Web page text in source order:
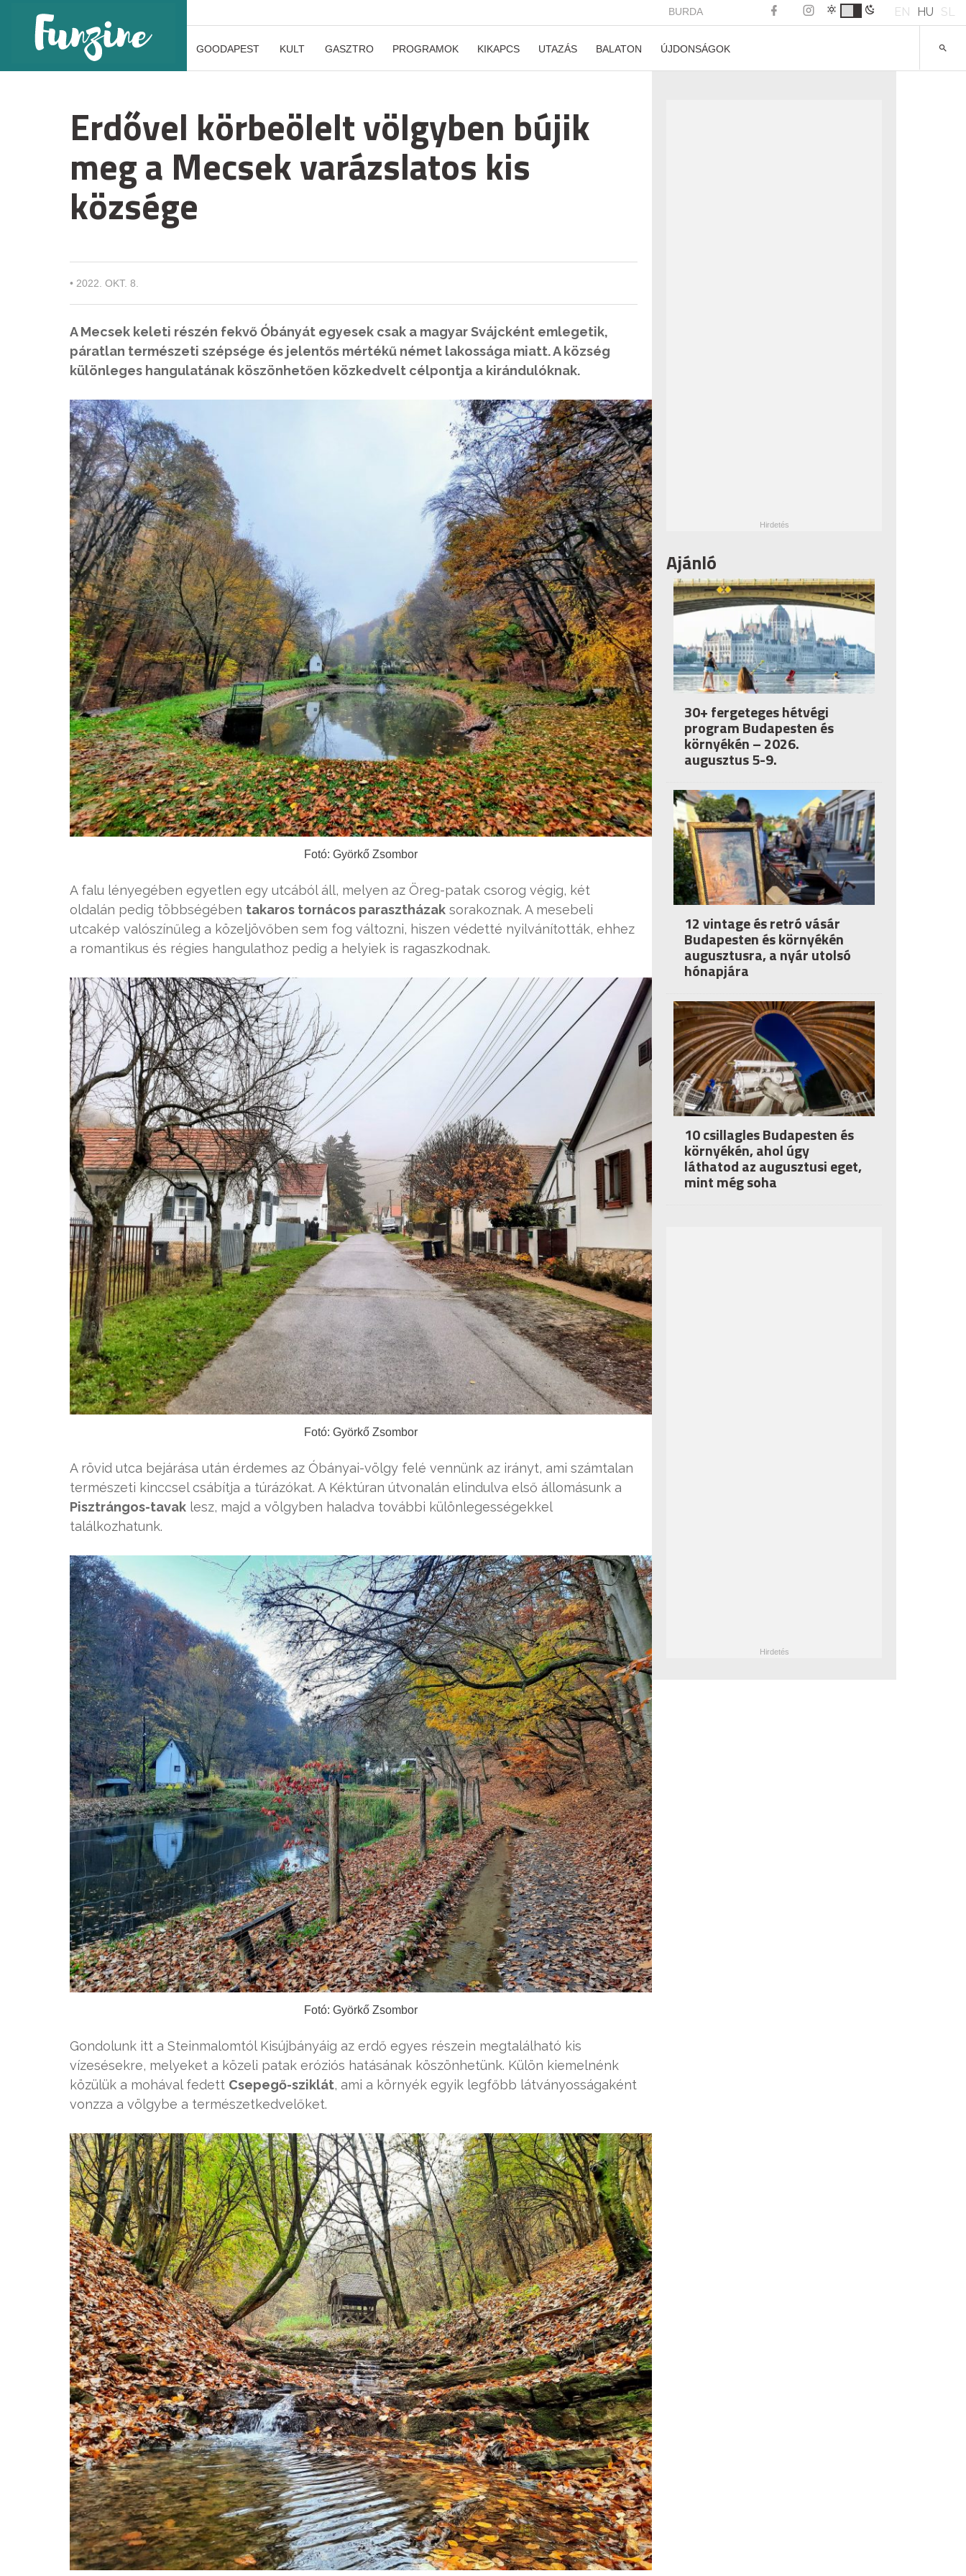
BURDA EN HU SL
GOODAPEST KULT GASZTRO PROGRAMOK KIKAPCS UTAZÁS BALATON ÚJDONSÁGOK
Erdővel körbeölelt völgyben bújik
meg a Mecsek varázslatos kis
községe
• 2022. OKT. 8.
A Mecsek keleti részén fekvő Óbányát egyesek csak a magyar Svájcként emlegetik,
páratlan természeti szépsége és jelentős mértékű német lakossága miatt. A község
különleges hangulatának köszönhetően közkedvelt célpontja a kirándulóknak.
Fotó: Györkő Zsombor
A falu lényegében egyetlen egy utcából áll, melyen az Öreg-patak csorog végig, két
oldalán pedig többségében takaros tornácos parasztházak sorakoznak. A mesebeli
utcakép valószínűleg a közeljövőben sem fog változni, hiszen védetté nyilvánították, ehhez
a romantikus és régies hangulathoz pedig a helyiek is ragaszkodnak.
Fotó: Györkő Zsombor
A rövid utca bejárása után érdemes az Óbányai-völgy felé vennünk az irányt, ami számtalan
természeti kinccsel csábítja a túrázókat. A Kéktúran útvonalán elindulva első állomásunk a
Pisztrángos-tavak lesz, majd a völgyben haladva további különlegességekkel
találkozhatunk.
Fotó: Györkő Zsombor
Gondolunk itt a Steinmalomtól Kisújbányáig az erdő egyes részein megtalálható kis
vízesésekre, melyeket a közeli patak eróziós hatásának köszönhetünk. Külön kiemelnénk
közülük a mohával fedett Csepegő-sziklát, ami a környék egyik legfőbb látványosságaként
vonzza a völgybe a természetkedvelőket.
Ajánló
30+ fergeteges hétvégi
program Budapesten és
környékén – 2026.
augusztus 5-9.
12 vintage és retró vásár
Budapesten és környékén
augusztusra, a nyár utolsó
hónapjára
10 csillagles Budapesten és
környékén, ahol úgy
láthatod az augusztusi eget,
mint még soha